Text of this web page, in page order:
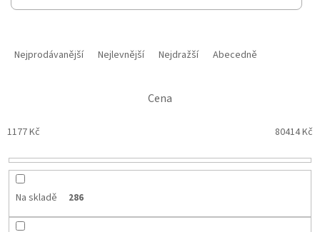
p
o
Nejprodávanější Nejlevnější Nejdražší Abecedně
Cena
1177Kč 80414Kč
Na skladě 286